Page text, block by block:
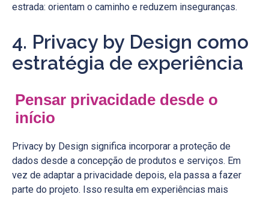
estrada: orientam o caminho e reduzem inseguranças.
4. Privacy by Design como
estratégia de experiência
Pensar privacidade desde o
início
Privacy by Design significa incorporar a proteção de
dados desde a concepção de produtos e serviços. Em
vez de adaptar a privacidade depois, ela passa a fazer
parte do projeto. Isso resulta em experiências mais